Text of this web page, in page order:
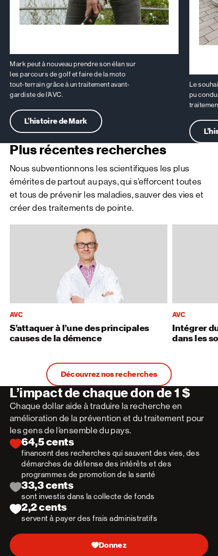
Mark peut à nouveau prendre son élan sur
les parcours de golf et faire de la moto
tout-terrain grâce à un traitement avant-
gardiste de l’AVC.
L’histoire de Mark
Le
pu
Plus récentes recherches
Nous subventionnons les scientifiques les plus
émérites de partout au pays, qui s’efforcent toutes
et tous de prévenir les maladies, sauver des vies et
créer des traitements de pointe.
AVC
S’attaquer à l’une des principales
causes de la démence
AVC
Intégrer
dans les
Découvrez nos recherches
L’impact de chaque don de 1 $
Chaque dollar aide à traduire la recherche en
amélioration de la prévention et du traitement pour
les gens de l’ensemble du pays.
64,5 cents
financent des recherches qui sauvent des vies, des
démarches de défense des intérêts et des
programmes de promotion de la santé
33,3 cents
sont investis dans la collecte de fonds
2,2 cents
servent à payer des frais administratifs
Donnez